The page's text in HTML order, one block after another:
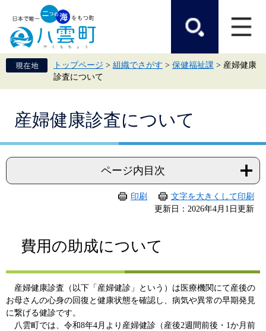
頭
で
飛
ば
て
トップページ > 組織でさがす > 保健福祉課 > 産婦健康
診査について
産婦健康診査について
ページ内目次
印刷
文字を大きくして印刷
更新日：2026年4月1日更新
費用の助成について
産婦健康診査（以下「産婦健診」という）は医療機関にて産後の
お母さんの心身の回復と健康状態を確認し、病気や異常の早期発見
に繋げる健診です。
八雲町では、令和8年4月より産婦健診（産後2週間前後・1か月前